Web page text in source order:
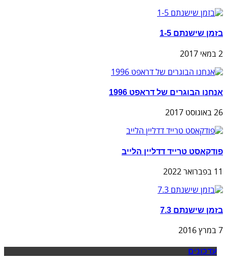
בזמן שישנתם 1-5
2 במאי 2017
אנחנו הבוגרים של דראפט 1996
26 באוגוסט 2017
פודקאסט טרייד דדליין הלייב
11 בפברואר 2022
בזמן שישנתם 7.3
7 במרץ 2016
עדכונים